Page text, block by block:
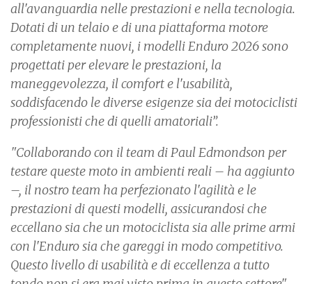
all'avanguardia nelle prestazioni e nella tecnologia.
Dotati di un telaio e di una piattaforma motore
completamente nuovi, i modelli Enduro 2026 sono
progettati per elevare le prestazioni, la
maneggevolezza, il comfort e l'usabilità,
soddisfacendo le diverse esigenze sia dei motociclisti
professionisti che di quelli amatoriali”.
"Collaborando con il team di Paul Edmondson per
testare queste moto in ambienti reali – ha aggiunto
–, il nostro team ha perfezionato l'agilità e le
prestazioni di questi modelli, assicurandosi che
eccellano sia che un motociclista sia alle prime armi
con l'Enduro sia che gareggi in modo competitivo.
Questo livello di usabilità e di eccellenza a tutto